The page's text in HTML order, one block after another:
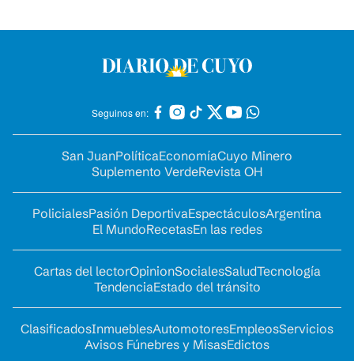
Seguinos en:
San JuanPolíticaEconomíaCuyo Minero
Suplemento VerdeRevista OH
PolicialesPasión DeportivaEspectáculosArgentina
El MundoRecetasEn las redes
Cartas del lectorOpinionSocialesSaludTecnología
TendenciaEstado del tránsito
ClasificadosInmueblesAutomotoresEmpleosServicios
Avisos Fúnebres y MisasEdictos